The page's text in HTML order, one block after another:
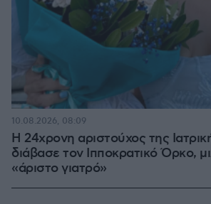
Η 24χρονη αριστούχος της
διάβασε τον Ιπποκρατικό Όρκο,
«άριστο γιατρό»
10.08.2026, 08:09